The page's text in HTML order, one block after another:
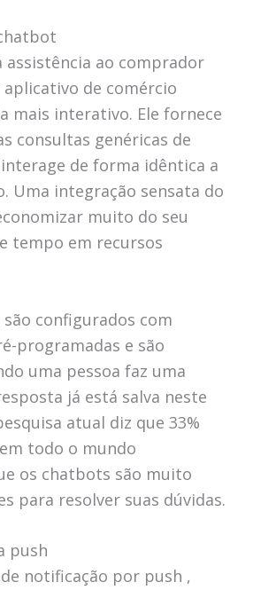
ao comprador
de comércio
mais interativo. Ele fornece
consultas genéricas de
de forma idêntica a
Uma integração sensata do
muito do seu
tempo em recursos
configurados com
programadas e são
uma pessoa faz uma
já está salva neste
atual diz que 33%
todo o mundo
os chatbots são muito
para resolver suas dúvidas.
push
notificação por push ,